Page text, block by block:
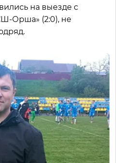
на выезде с
Орша» (2:0), не